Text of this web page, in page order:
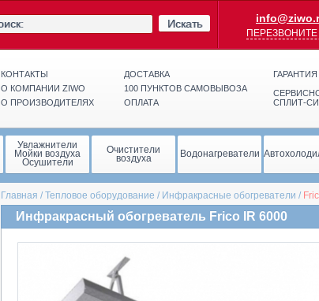
Искать
КОНТАКТЫ
О КОМПАНИИ ZIWO
О ПРОИЗВОДИТЕЛЯХ
ДОСТАВКА
100 ПУНКТОВ САМОВЫВОЗА
ОПЛАТА
СПЛИТ-
Увлажнители
Мойки воздуха
Осушители
Очистители
воздуха Водонагреватели
Главная / Тепловое оборудование / Инфракрасные обогреватели /
Инфракрасный обогреватель Frico IR 6000